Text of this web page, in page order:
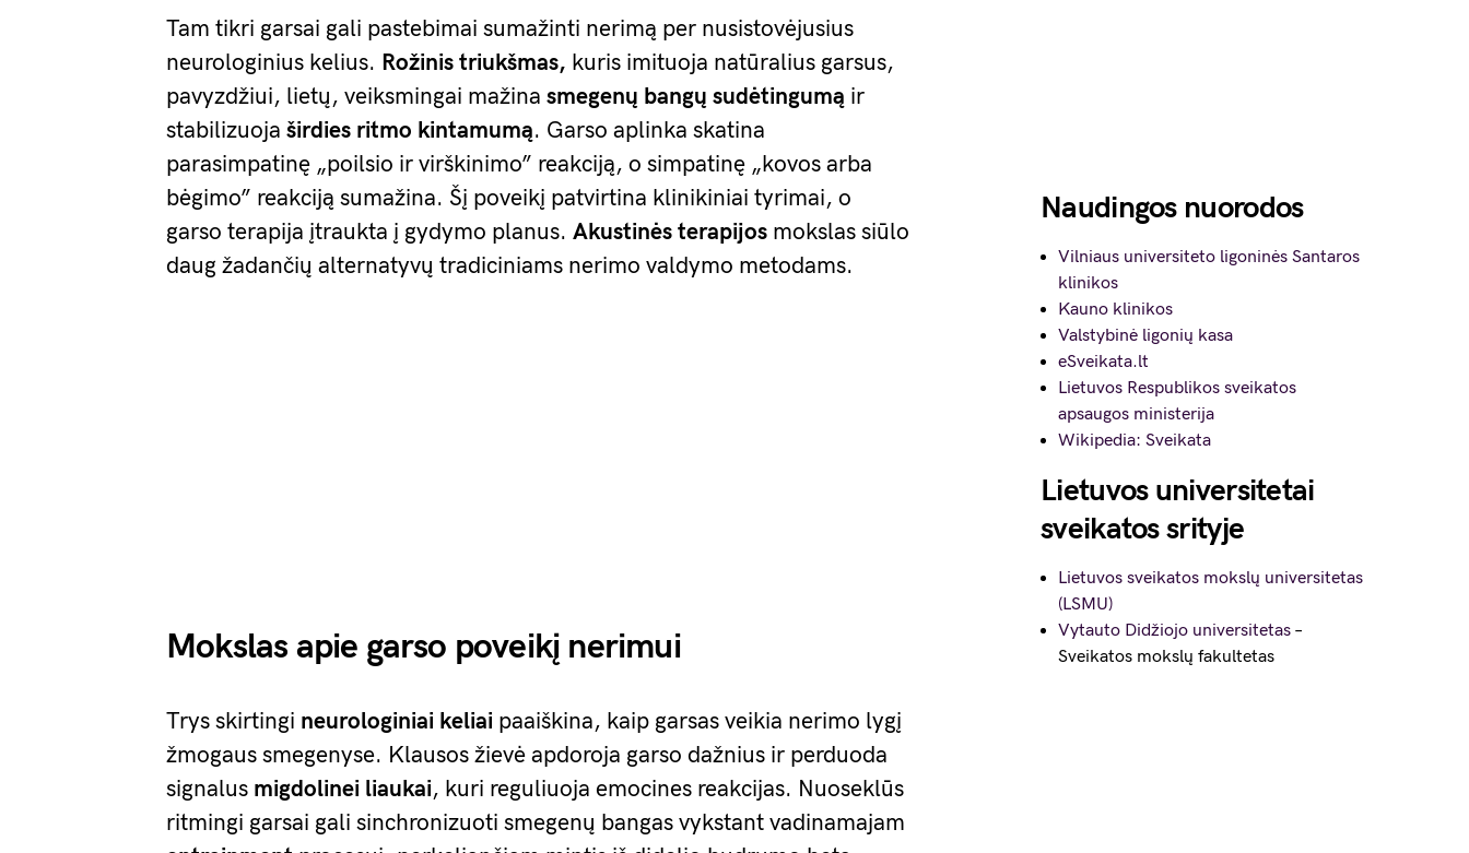
Tam tikri garsai gali pastebimai sumažinti nerimą per nusistovėjusius
neurologinius kelius. Rožinis triukšmas, kuris imituoja natūralius garsus,
pavyzdžiui, lietų, veiksmingai mažina smegenų bangų sudėtingumą ir
stabilizuoja širdies ritmo kintamumą. Garso aplinka skatina
parasimpatinę „poilsio ir virškinimo” reakciją, o simpatinę „kovos arba
bėgimo” reakciją sumažina. Šį poveikį patvirtina klinikiniai tyrimai, o
garso terapija įtraukta į gydymo planus. Akustinės terapijos mokslas siūlo
daug žadančių alternatyvų tradiciniams nerimo valdymo metodams.
Mokslas apie garso poveikį nerimui
Trys skirtingi neurologiniai keliai paaiškina, kaip garsas veikia nerimo lygį
žmogaus smegenyse. Klausos žievė apdoroja garso dažnius ir perduoda
signalus migdolinei liaukai, kuri reguliuoja emocines reakcijas. Nuoseklūs
ritmingi garsai gali sinchronizuoti smegenų bangas vykstant vadinamajam
Naudingos nuorodos
Vilniaus universiteto ligoninės Santaros
klinikos
Kauno klinikos
Valstybinė ligonių kasa
eSveikata.lt
Lietuvos Respublikos sveikatos
apsaugos ministerija
Wikipedia: Sveikata
Lietuvos universitetai
sveikatos srityje
Lietuvos sveikatos mokslų universitetas
(LSMU)
Vytauto Didžiojo universitetas –
Sveikatos mokslų fakultetas